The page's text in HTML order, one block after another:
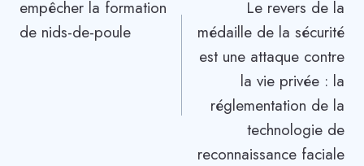
de
l’article
empêcher la formation
de nids-de-poule
Le revers de la
médaille de la sécurité
est une attaque contre
la vie privée : la
réglementation de la
technologie de
reconnaissance faciale